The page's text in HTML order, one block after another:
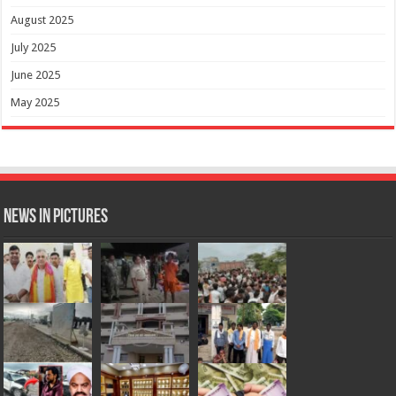
August 2025
July 2025
June 2025
May 2025
News in Pictures